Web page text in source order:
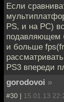
Если
PS, и на PC)
подавляющем
и больше
PS3 впереди
gorodovoi »
#30 | 15.01.13